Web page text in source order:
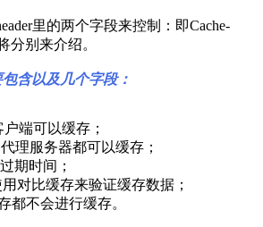
里的两个字段来控制：即Cache-
分别来介绍。
含以及几个字段：
端可以缓存；
理服务器都可以缓存；
期时间；
用对比缓存来验证缓存数据；
都不会进行缓存。